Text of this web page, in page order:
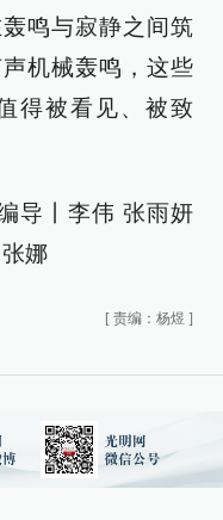
鸣与寂静之间筑
机械轰鸣，这些
得被看见、被致
导丨李伟 张雨妍
娜
[ 责编：杨煜 ]